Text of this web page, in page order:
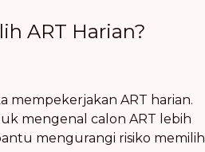
ART Harian?
mempekerjakan ART harian.
mengenal calon ART lebih
mengurangi risiko memilih